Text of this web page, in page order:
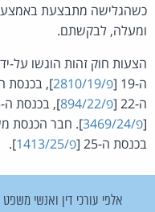
ומעלה, לבקשתם.
הצעות חוק זהות הוגשו על-
ה-19 [
פ/2810/19 ], בכנסת ה-
ה-22 [
פ/894/22 ], בכנסת ה-23 [
[פ/3469/24
]. חבר הכנסת
בכנסת ה-25 [
פ/1413/25 ].
אלפי עורכי דין ואנשי